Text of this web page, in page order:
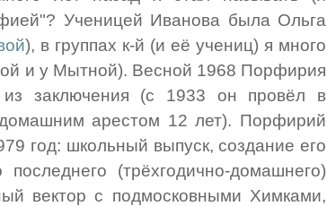
Ученицей Иванова была Ольга
), в группах к-й (и её учениц) я много
и у Мытной). Весной 1968 Порфирия
из заключения (с 1933 он провёл в
арестом 12 лет). Порфирий
год: школьный выпуск, создание его
(трёхгодично-домашнего)
вектор с подмосковными Химками,